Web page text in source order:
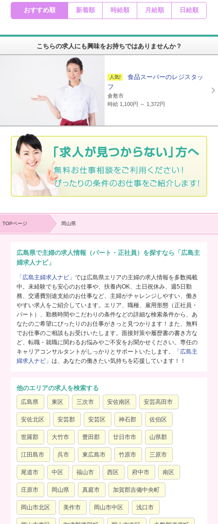
おすすめ順 新着順 時給順 月給順 日給順
こちらの求人にも興味をお持ちではありませんか？
食品スーパーのレジスタッ
フ
倉敷市
時給 1,100円 ～ 1,372円
TOPページ 岡山県
広島県で主婦の求人情報（パート・正社員）を探すなら「広島主
婦求人ナビ」
「広島主婦求人ナビ」では広島県エリアの主婦の求人情報を多数掲載
中。未経験でも安心のお仕事や、扶養内OK、土日祝休み、週5日勤
務、交通費別途支給のお仕事など、主婦がチャレンジしやすい、働き
やすい求人をご紹介しています。エリア、職種、雇用形態（正社員・
パート）、勤務時間やこだわりの条件などの詳細な検索条件から、あ
なたのご希望にぴったりのお仕事がきっと見つかります！また、無料
でお仕事のご相談もお受けいたします。面接対策や履歴書の書き方な
ど、転職・就職に関わるお悩みやご不安をお聞かせください。専任の
キャリアコンサルタントがしっかりとサポートいたします。
「広島主
婦求人ナビ」は、あなたの働きたい気持ちを応援しています！！
他のエリアの求人を検索する
広島県 東区 三次市 安佐南区 安芸高田市
安佐北区 安芸郡 安芸区 神石郡 佐伯区
世羅郡 大竹市 豊田郡 廿日市市 山県郡
江田島市 呉市 東広島市 竹原市 三原市
尾道市 中区 福山市 西区 府中市 南区
庄原市 岡山県 真庭市 加賀郡吉備中央町
岡山市北区 美作市 岡山市中区 浅口市